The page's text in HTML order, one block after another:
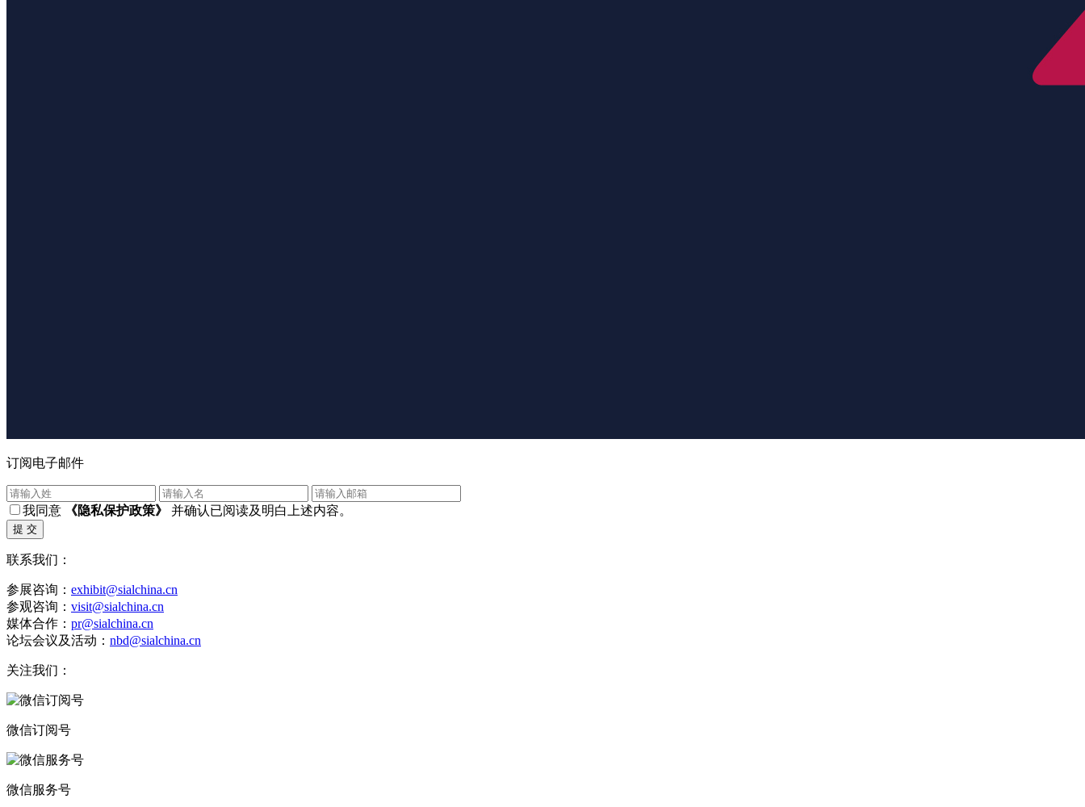
订阅电子邮件
我同意 《隐私保护政策》 并确认已阅读及明白上述内容。
提 交
联系我们：
参展咨询： exhibit@sialchina.cn
参观咨询： visit@sialchina.cn
媒体合作： pr@sialchina.cn
论坛会议及活动： nbd@sialchina.cn
关注我们：
微信订阅号
微信服务号